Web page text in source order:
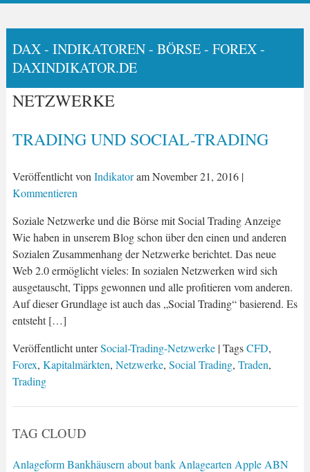
DAX - INDIKATOREN - BÖRSE - FOREX -
DAXINDIKATOR.DE
NETZWERKE
TRADING UND SOCIAL-TRADING
Veröffentlicht von IndikatoramNovember 21, 2016|
Kommentieren
Soziale Netzwerke und die Börse mit Social Trading Anzeige
Wie haben in unserem Blog schon über den einen und anderen
Sozialen Zusammenhang der Netzwerke berichtet. Das neue
Web 2.0 ermöglicht vieles: In sozialen Netzwerken wird sich
ausgetauscht, Tipps gewonnen und alle profitieren vom anderen.
Auf dieser Grundlage ist auch das „Social Trading“ basierend. Es
entsteht […]
Veröffentlicht unterSocial-Trading-Netzwerke | TagsCFD,
Forex, Kapitalmärkten, Netzwerke, Social Trading, Traden,
Trading
TAG CLOUD
Anlageform Bankhäusern about bank Anlagearten Apple ABN